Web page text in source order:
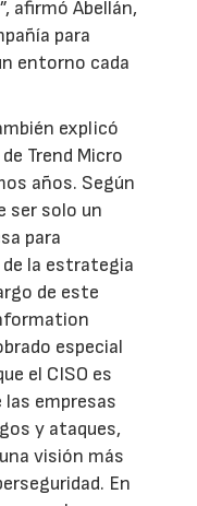
afirmó Abellán,
para
entorno cada
explicó
Trend Micro
años. Según
ser solo un
para
la estrategia
de este
especial
el CISO es
empresas
y ataques,
visión más
En